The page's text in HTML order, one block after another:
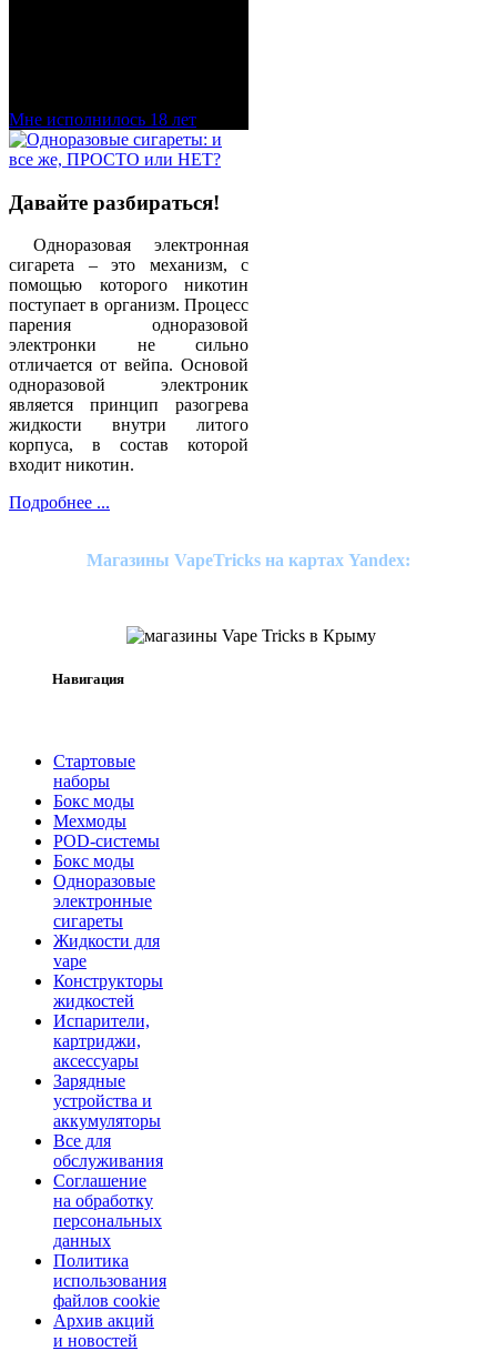
Мне исполнилось 18 лет
Давайте разбираться!
Одноразовая электронная
сигарета – это механизм, с
помощью которого никотин
поступает в организм. Процесс
парения одноразовой
электронки не сильно
отличается от вейпа. Основой
одноразовой электроник
является принцип разогрева
жидкости внутри литого
корпуса, в состав которой
входит никотин.
Подробнее ...
Магазины VapeTricks на картах Yandex:
Навигация
Стартовые
наборы
Бокс моды
Мехмоды
POD-системы
Бокс моды
Одноразовые
электронные
сигареты
Жидкости для
vape
Конструкторы
жидкостей
Испарители,
картриджи,
аксессуары
Зарядные
устройства и
аккумуляторы
Все для
обслуживания
Соглашение
на обработку
персональных
данных
Политика
использования
файлов cookie
Архив акций
и новостей